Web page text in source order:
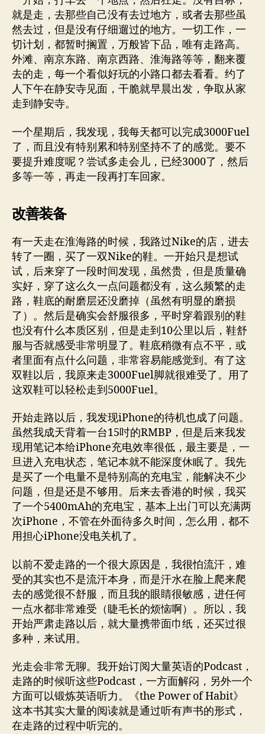
就是走，去那些自己没有去过地方，或者去那些虽
然去过，但是没有仔细遛过的地方。一切工作，一
切计划，都暂时搁置，万般皆下品，唯有走路高。
外滩、南京东路、南京西路、淮海路等等，翻来覆
去的走，每一个看似好玩的小路口都去看看。约了
人下午在静安寺见面，干脆就早晨出发，争取从家
走到静安寺。
一个星期后，我发现，我每天都可以完成3000Fuel
了，而且没有特别累和特别坚持不了的感觉。要不
要提升难度呢？尝试多走会儿，已经3000了，然后
多等一等，再走一段再打车回家。
改善装备
有一天走在淮海路的时候，我路过Nike的店，进去
转了一圈，买了一双Nike的鞋。一开始只是想试
试，后来穿了一段时间发现，虽然贵，但是质量确
实好，穿了这么久一点问题都没有，这么频繁的走
路，鞋底的耐磨层还没磨掉（虽然有明显的磨损
了）。然后是确实会舒服很多，平时穿着跟别的鞋
也没有什么本质区别，但是走到10公里以后，鞋舒
服与否就感受非常明显了。鞋底稍微有点不平，或
者里面有点什么问题，非常容易能感觉到。有了这
双鞋以后，我原来走3000Fuel脚就很难受了。用了
这双鞋可以轻松走到5000Fuel。
开始走路以后，我发现iPhone的待机也成了问题。
虽然我成天背着一台15吋的RMBP，但是后来我发
现用笔记本给iPhone充电效率很低，最主要是，一
旦进入充电状态，笔记本就不能深度休眠了。我先
是买了一个电量不是特别高的充电宝，能解决不少
问题，但是还是不够用。后来去香港的时候，我买
了一个5400mAh的充电宝，基本上出门可以充满两
次iPhone，不管在外面待多久时间，怎么用，都不
用担心iPhone没电关机了。
以前不爱走路的一个很大原因是，我很怕流汗，难
受的其实也不是流汗本身，而是汗水在脸上爬来爬
去的感觉很不舒服，而且我的眼睛很敏感，进任何
一点水都非常难受（睫毛长的烦恼啊）。所以，我
开始严肃走路以后，就大量携带面巾纸，还买过很
多种，来试用。
光走会非常无聊。我开始订阅大量英语的Podcast，
走路的时候听这些Podcast，一方面解闷，另外一个
方面可以锻炼英语听力。《the Power of Habit》
这本书其实大量的阅读就是通过听有声书的形式，
在走路的过程中听完的。